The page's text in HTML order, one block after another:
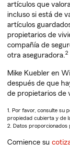
artículos que
incluso si está de
artículos
propietarios de
compañía de
otra aseguradora.2
Mike Kuebler en
después de que
de propietarios de
1. Por favor, consulte su
propiedad cubierta y de
2. Datos proporcionados
Comience su